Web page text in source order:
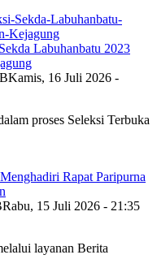
Labuhanbatu 2023
Kamis, 16 Juli 2026 -
proses Seleksi Terbuka
Rapat Paripurna
Rabu, 15 Juli 2026 - 21:35
layanan Berita